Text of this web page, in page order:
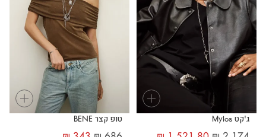
+
ג'קט Mylos
+
טופ קצר BENE